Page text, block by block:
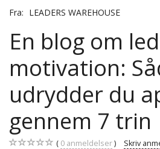
Fra: LEADERS WAREHOUSE
En blog om
motivation:
udrydder du
gennem 7 trin
0 anmeldelser Skriv